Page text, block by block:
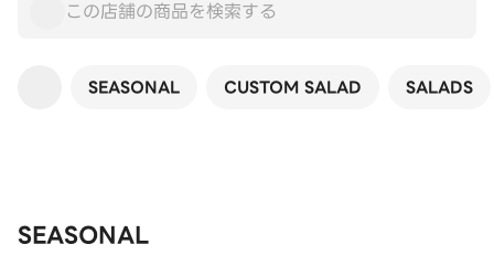
SEASONAL CUSTOM SALAD SALADS
SEASONAL